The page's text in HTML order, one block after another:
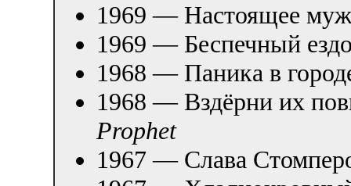
1969 — Настоящее
1969 — Беспечный
1968 — Паника в
1968 — Вздёрни их
Prophet
1967 — Слава